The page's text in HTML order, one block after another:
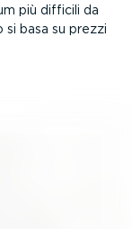
più difficili da
basa su prezzi